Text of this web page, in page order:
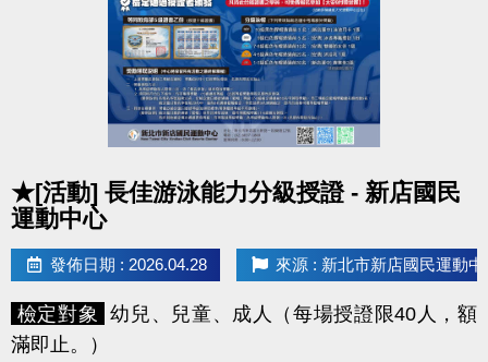
★[活動] 長佳游泳能力分級授證 - 新店國民
運動中心
發佈日期 : 2026.04.28 來源 : 新北市新店國民運動中
檢定對象 幼兒、兒童、成人（每場授證限40人，額
滿即止。）